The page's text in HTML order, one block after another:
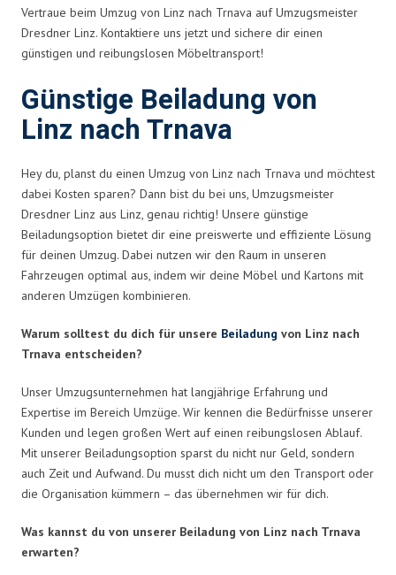
Vertraue beim Umzug von Linz nach Trnava auf Umzugsmeister
Dresdner Linz. Kontaktiere uns jetzt und sichere dir einen
günstigen und reibungslosen Möbeltransport!
Günstige Beiladung von
Linz nach Trnava
Hey du, planst du einen Umzug von Linz nach Trnava und möchtest
dabei Kosten sparen? Dann bist du bei uns, Umzugsmeister
Dresdner Linz aus Linz, genau richtig! Unsere günstige
Beiladungsoption bietet dir eine preiswerte und effiziente Lösung
für deinen Umzug. Dabei nutzen wir den Raum in unseren
Fahrzeugen optimal aus, indem wir deine Möbel und Kartons mit
anderen Umzügen kombinieren.
Warum solltest du dich für unsere Beiladung von Linz nach
Trnava entscheiden?
Unser Umzugsunternehmen hat langjährige Erfahrung und
Expertise im Bereich Umzüge. Wir kennen die Bedürfnisse unserer
Kunden und legen großen Wert auf einen reibungslosen Ablauf.
Mit unserer Beiladungsoption sparst du nicht nur Geld, sondern
auch Zeit und Aufwand. Du musst dich nicht um den Transport oder
die Organisation kümmern – das übernehmen wir für dich.
Was kannst du von unserer Beiladung von Linz nach Trnava
erwarten?